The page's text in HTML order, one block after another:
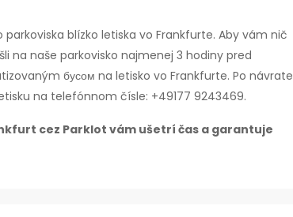
blízko letiska vo Frankfurte. Aby vám nič
na naše parkovisko najmenej 3 hodiny pred
бусом na letisko vo Frankfurte. Po návrate
na telefónnom čísle: +49177 9243469.
cez Parklot vám ušetrí čas a garantuje